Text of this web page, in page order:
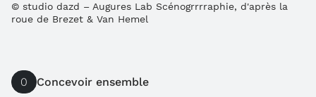
© studio dazd – Augures Lab Scénogrrrraphie, d'après la
roue de Brezet & Van Hemel
0 Concevoir ensemble